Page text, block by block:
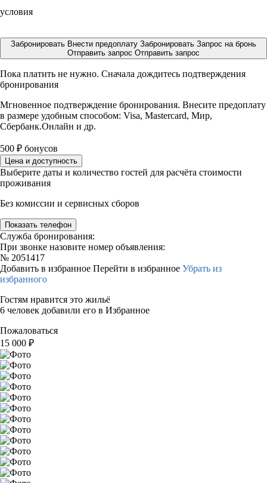
условия
Забронировать Внести предоплату Забронировать Запрос на бронь
Отправить запрос Отправить запрос
Пока платить не нужно. Сначала дождитесь подтверждения
бронирования
Мгновенное подтверждение бронирования. Внесите предоплату
в размере удобным способом: Visa, Mastercard, Мир,
Сбербанк.Онлайн и др.
500 ₽ бонусов
Цена и доступность
Выберите даты и количество гостей для расчёта стоимости
проживания
Без комиссии и сервисных сборов
Показать телефон
Служба бронирования:
При звонке назовите номер объявления:
№ 2051417
Добавить в избранное Перейти в избранное Убрать из
избранного
Гостям нравится это жильё
6 человек добавили его в Избранное
Пожаловаться
15 000 ₽